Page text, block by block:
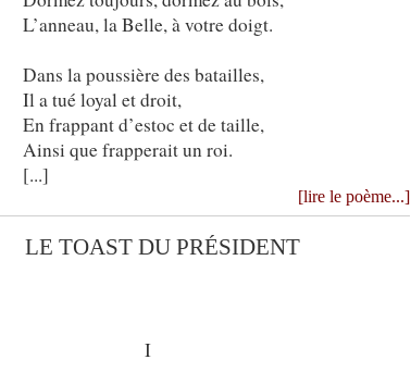
L’anneau, la Belle, à votre doigt.
Dans la poussière des batailles,
Il a tué loyal et droit,
En frappant d’estoc et de taille,
Ainsi que frapperait un roi.
[...]
[lire le poème...]
LE TOAST DU PRÉSIDENT
I